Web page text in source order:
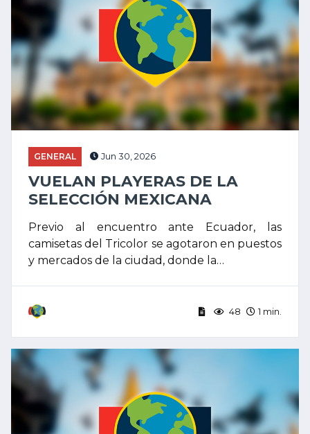
GENERAL Jun 30, 2026
VUELAN PLAYERAS DE LA
SELECCIÓN MEXICANA
Previo al encuentro ante Ecuador, las
camisetas del Tricolor se agotaron en puestos
y mercados de la ciudad, donde la…
48 1 min.